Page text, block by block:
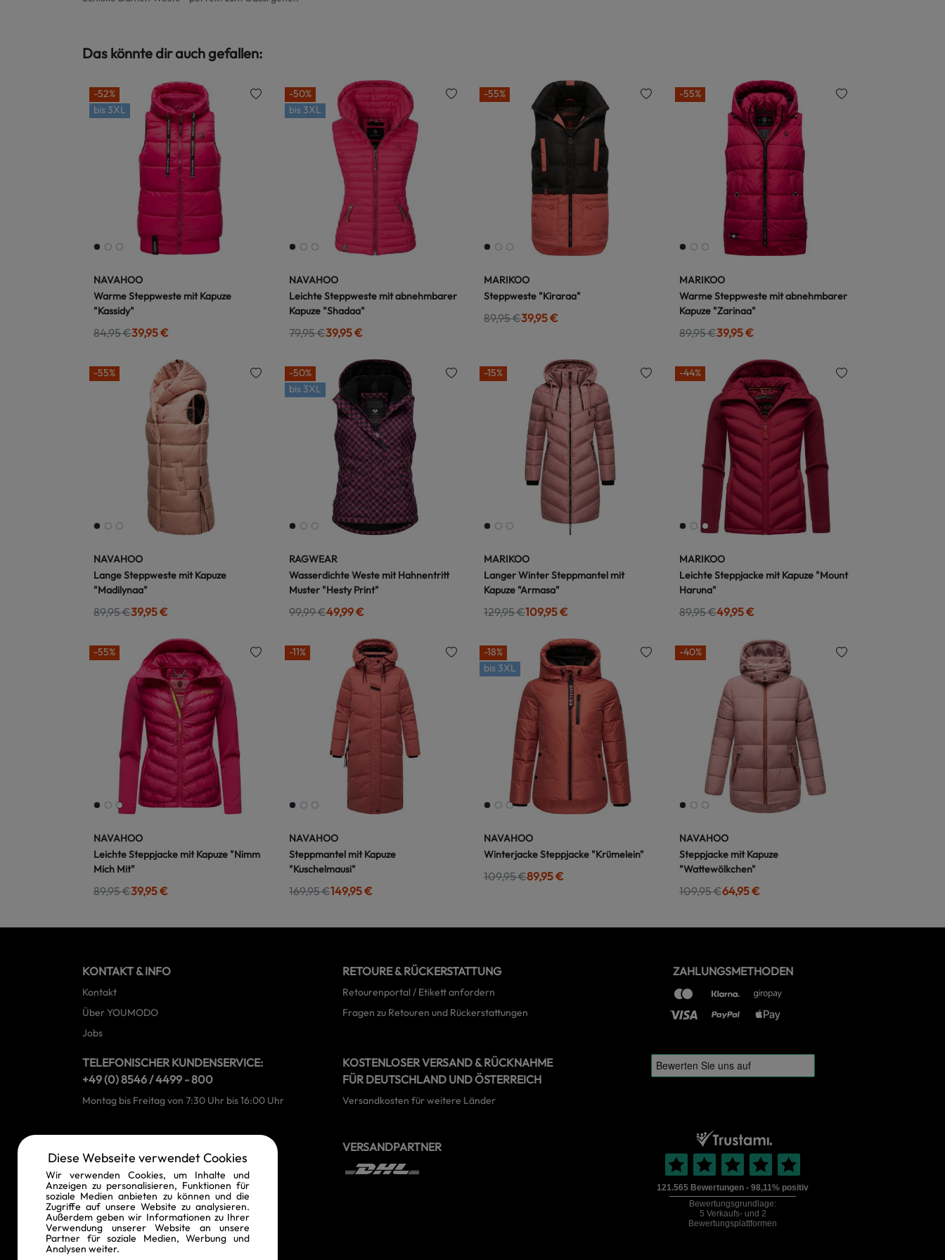
Diese Webseite verwendet Cookies
Wir verwenden Cookies, um Inhalte und
Anzeigen zu personalisieren, Funktionen für
soziale Medien anbieten zu können und die
Zugriffe auf unsere Website zu analysieren.
Außerdem geben wir Informationen zu Ihrer
Verwendung unserer Website an unsere
Partner für soziale Medien, Werbung und
Analysen weiter.
Das könnte dir auch gefallen:
-52%
bis 3XL
NAVAHOO
Warme Steppweste mit Kapuze
"Kassidy"
84,95 €39,95 €
-50%
bis 3XL
NAVAHOO
Leichte Steppweste mit abnehmbarer
Kapuze "Shadaa"
79,95 €39,95 €
-55%
MARIKOO
Steppweste "Kiraraa"
89,95 €39,95 €
-55%
MARIKOO
Warme Steppweste mit abnehmbarer
Kapuze "Zarinaa"
89,95 €39,95 €
-55%
NAVAHOO
Lange Steppweste mit Kapuze
"Madilynaa"
89,95 €39,95 €
-50%
bis 3XL
RAGWEAR
Wasserdichte Weste mit Hahnentritt
Muster "Hesty Print"
99,99 €49,99 €
-15%
MARIKOO
Langer Winter Steppmantel mit
Kapuze "Armasa"
129,95 €109,95 €
-44%
MARIKOO
Leichte Steppjacke mit Kapuze "Mount
Haruna"
89,95 €49,95 €
-55%
NAVAHOO
Leichte Steppjacke mit Kapuze "Nimm
Mich Mit"
89,95 €39,95 €
-11%
NAVAHOO
Steppmantel mit Kapuze
"Kuschelmausi"
169,95 €149,95 €
-18%
bis 3XL
NAVAHOO
Winterjacke Steppjacke "Krümelein"
109,95 €89,95 €
-40%
NAVAHOO
Steppjacke mit Kapuze
"Wattewölkchen"
109,95 €64,95 €
KONTAKT & INFO
Kontakt
Über YOUMODO
Jobs
TELEFONISCHER KUNDENSERVICE:
+49 (0) 8546 / 4499 - 800
Montag bis Freitag von 7:30 Uhr bis 16:00 Uhr
Vertrag widerrufen
Datenschutz
AGB
Impressum
RETOURE & RÜCKERSTATTUNG
Retourenportal / Etikett anfordern
Fragen zu Retouren und Rückerstattungen
KOSTENLOSER VERSAND & RÜCKNAHME
FÜR DEUTSCHLAND UND ÖSTERREICH
Versandkosten für weitere Länder
VERSANDPARTNER
ZAHLUNGSMETHODEN